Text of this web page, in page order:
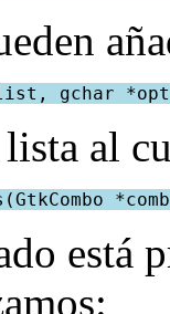
gchar
al
está